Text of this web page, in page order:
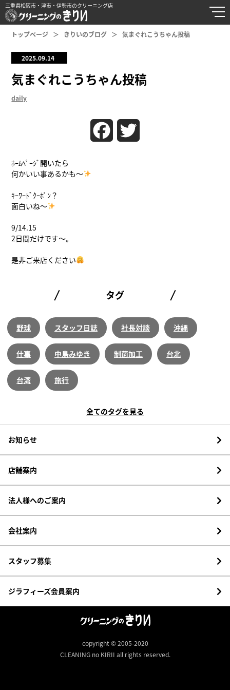
三重県松阪市・津市・伊勢市のクリーニング店
トップページ きりいのブログ 気まぐれこうちゃん投稿
2025.09.14
気まぐれこうちゃん投稿
daily
Facebook
ﾎｰﾑﾍﾟｰｼﾞ開いたら
何かいい事あるかも〜
ｷｰﾜｰﾄﾞｸｰﾎﾟﾝ？
面白いね〜
9/14.15
2日間だけです〜。
是非ご来店ください
タグ
野球 スタッフ日誌 社長対談 沖縄
仕事 中島みゆき 制菌加工 台北
台湾 旅行
全てのタグを見る
お知らせ
店舗案内
法人様へのご案内
会社案内
スタッフ募集
ジラフィーズ会員案内
copyright © 2005-2020
CLEANING no KIRII all rights reserved.